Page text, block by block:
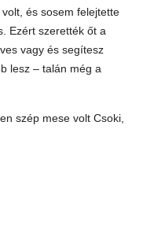
és sosem felejtette
Ezért szerették őt a
vagy és segítesz
lesz – talán még a
szép mese volt Csoki,